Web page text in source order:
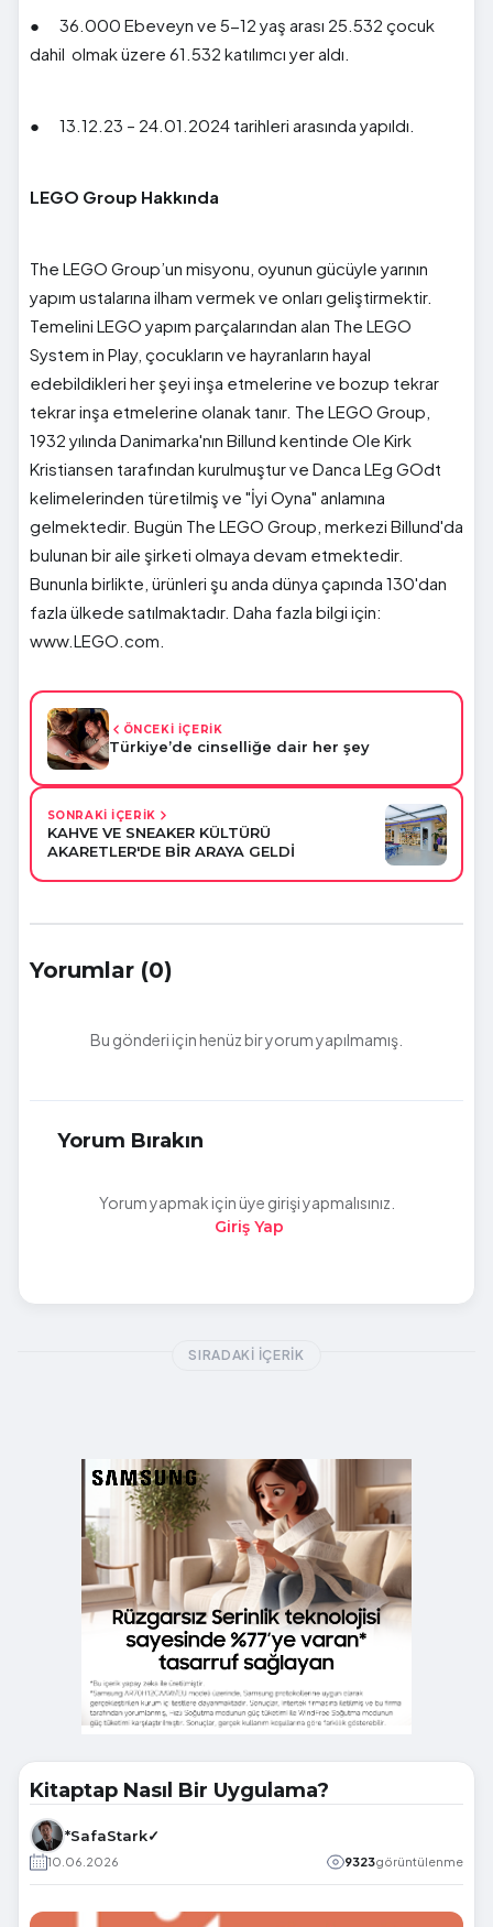
● 36.000 Ebeveyn ve 5-12 yaş arası 25.532 çocuk
dahil olmak üzere 61.532 katılımcı yer aldı.
● 13.12.23 – 24.01.2024 tarihleri arasında yapıldı.
LEGO Group Hakkında
The LEGO Group’un misyonu, oyunun gücüyle yarının
yapım ustalarına ilham vermek ve onları geliştirmektir.
Temelini LEGO yapım parçalarından alan The LEGO
System in Play, çocukların ve hayranların hayal
edebildikleri her şeyi inşa etmelerine ve bozup tekrar
tekrar inşa etmelerine olanak tanır. The LEGO Group,
1932 yılında Danimarka'nın Billund kentinde Ole Kirk
Kristiansen tarafından kurulmuştur ve Danca LEg GOdt
kelimelerinden türetilmiş ve "İyi Oyna" anlamına
gelmektedir. Bugün The LEGO Group, merkezi Billund'da
bulunan bir aile şirketi olmaya devam etmektedir.
Bununla birlikte, ürünleri şu anda dünya çapında 130'dan
fazla ülkede satılmaktadır. Daha fazla bilgi için:
www.LEGO.com.
ÖNCEKİ İÇERİK
Türkiye’de cinselliğe dair her şey
SONRAKİ İÇERİK
KAHVE VE SNEAKER KÜLTÜRÜ
AKARETLER'DE BİR ARAYA GELDİ
Yorumlar (0)
Bu gönderi için henüz bir yorum yapılmamış.
Yorum Bırakın
Yorum yapmak için üye girişi yapmalısınız.
Giriş Yap
SIRADAKI İÇERIK
Kitaptap Nasıl Bir Uygulama?
*SafaStark✓
10.06.2026 9323görüntülenme